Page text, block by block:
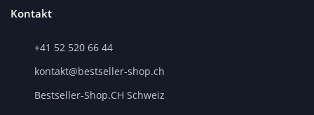
Kontakt
+41 52 520 66 44
kontakt@bestseller-shop.ch
Bestseller-Shop.CH Schweiz